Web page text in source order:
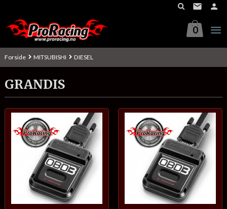
innholdet
0
Forside MITSUBISHI DIESEL
GRANDIS